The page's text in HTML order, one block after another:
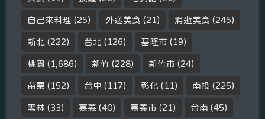
自己來料理 (25) 外送美食 (21) 消逝美食 (245)
新北 (222) 台北 (126) 基隆市 (19)
桃園 (1,686) 新竹 (228) 新竹市 (24)
苗栗 (152) 台中 (117) 彰化 (11) 南投 (225)
雲林 (33) 嘉義 (40) 嘉義市 (21) 台南 (45)